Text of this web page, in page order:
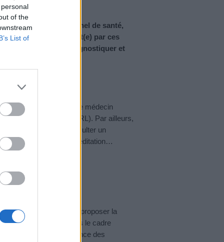
of the
List of
par un professionnel de santé,
Si vous êtes atteint(e) par ces
afin de vous faire diagnostiquer et
par en parler à votre médecin
rhino-laryngologiste (ORL). Par ailleurs,
être nécessaire de consulter un
d’acupuncture, de méditation…
Il pourra ensuite vous proposer la
du symptôme. Dans le cadre
mis en place. La fréquence des